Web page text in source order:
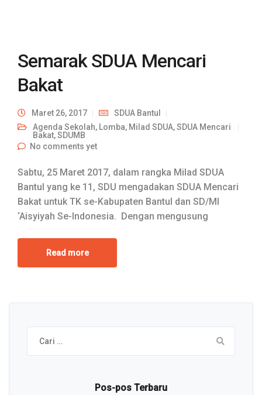
Semarak SDUA Mencari
Bakat
Maret 26, 2017
SDUA Bantul
Agenda Sekolah, Lomba, Milad SDUA,SDUA Mencari
Bakat,SDUMB
No comments yet
Sabtu, 25 Maret 2017, dalam rangka Milad SDUA
Bantul yang ke 11, SDU mengadakan SDUA Mencari
Bakat untuk TK se-Kabupaten Bantul dan SD/MI
‘Aisyiyah Se-Indonesia. Dengan mengusung
Read more
Cari
untuk:
Pos-pos Terbaru